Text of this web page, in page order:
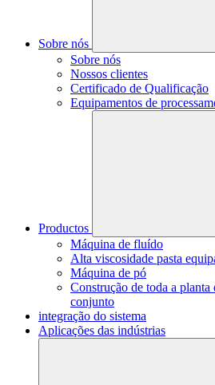
Sobre nós
Sobre nós
Nossos clientes
Certificado de Qualificação
Equipamentos de
Productos
Máquina de fluído
Alta viscosidade pasta
Máquina de pó
Construção de toda a
conjunto
integração do sistema
Aplicações das indústrias